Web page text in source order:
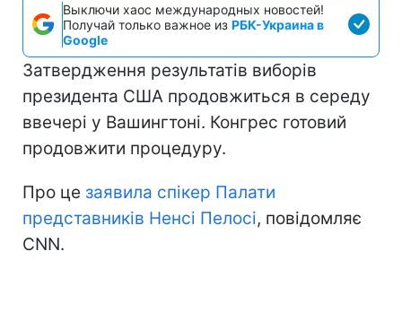
Выключи хаос международных новостей!
Получай только важное из РБК-Украина в
Google
Затвердження результатів виборів
президента США продовжиться в середу
ввечері у Вашингтоні. Конгрес готовий
продовжити процедуру.
Про це заявила спікер Палати
представників Ненсі Пелосі, повідомляє
CNN.